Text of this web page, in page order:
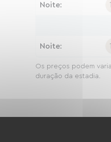
Noite:
Noite:
Os preços podem
duração da estadia.